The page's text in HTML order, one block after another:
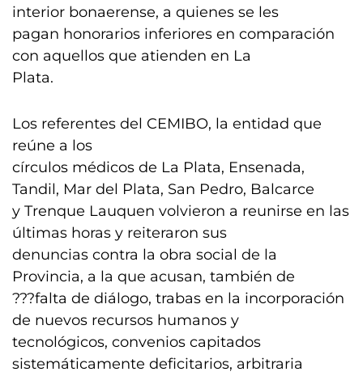
interior bonaerense, a quienes se les
pagan honorarios inferiores en comparación
con aquellos que atienden en La
Plata.
Los referentes del CEMIBO, la entidad que
reúne a los
círculos médicos de La Plata, Ensenada,
Tandil, Mar del Plata, San Pedro, Balcarce
y Trenque Lauquen volvieron a reunirse en las
últimas horas y reiteraron sus
denuncias contra la obra social de la
Provincia, a la que acusan, también de
???falta de diálogo, trabas en la incorporación
de nuevos recursos humanos y
tecnológicos, convenios capitados
sistemáticamente deficitarios, arbitraria